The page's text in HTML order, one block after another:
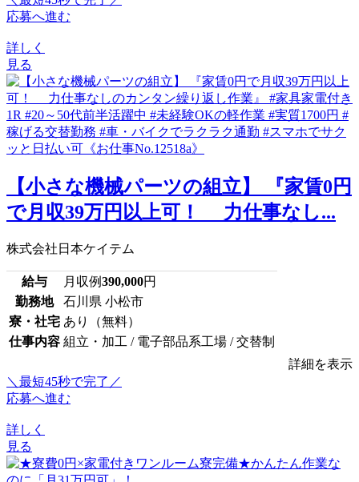
応募へ進む
詳しく
見る
【小さな機械パーツの組立】 『家賃0円
で月収39万円以上可！ 力仕事なし...
株式会社日本ケイテム
給与 月収例390,000円
勤務地
石川県 小松市
寮・社宅 あり（無料）
仕事内容 組立・加工 / 電子部品系工場 / 交替制
詳細を表示
＼最短45秒で完了／
応募へ進む
詳しく
見る